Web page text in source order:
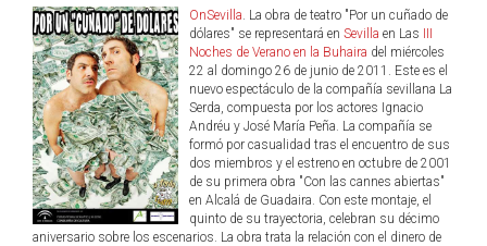
OnSevilla. La obra de teatro "Por un cuñado de
dólares" se representará en Sevilla en Las
Noches de Verano en la Buhaira del miércoles
22 al domingo 26 de junio de 2011. Este es el
nuevo espectáculo de la compañía sevillana La
Serda, compuesta por los actores Ignacio
Andréu y José María Peña. La compañía se
formó por casualidad tras el encuentro de sus
dos miembros y el estreno en octubre de 2001
de su primera obra "Con las cannes abiertas"
en Alcalá de Guadaira. Con este montaje, el
quinto de su trayectoria, celebran su décimo
aniversario sobre los escenarios. La obra trata la relación con el dinero de